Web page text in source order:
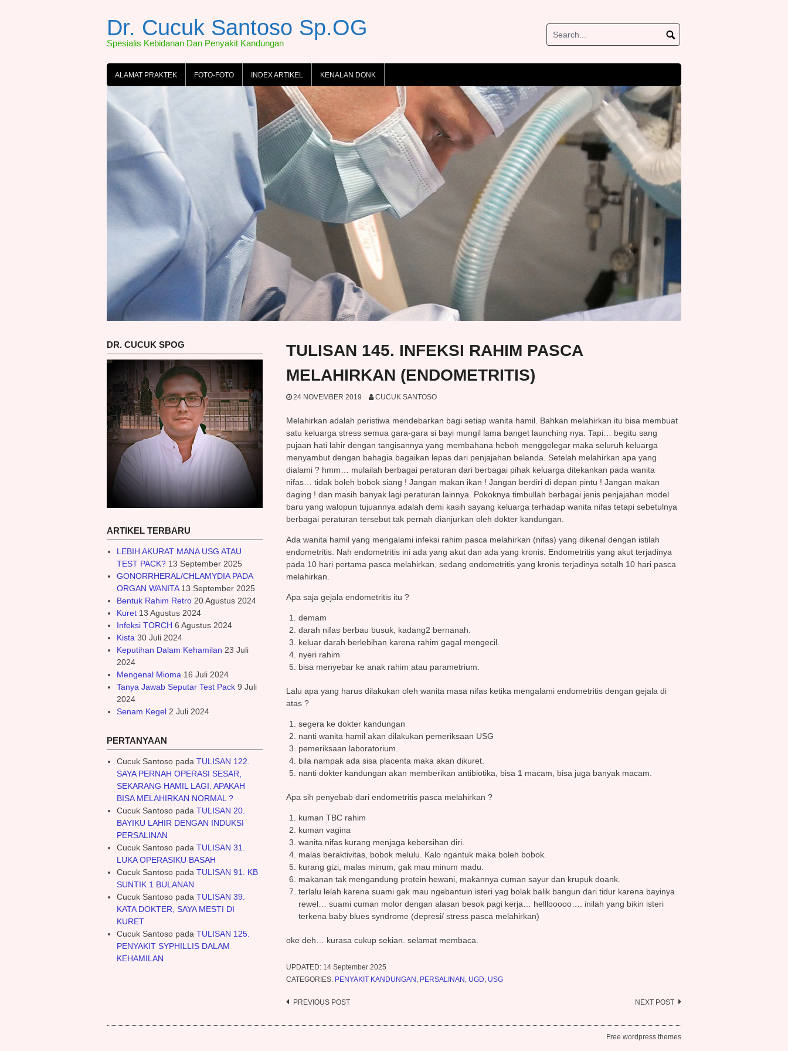
Dr. Cucuk Santoso Sp.OG
Spesialis Kebidanan Dan Penyakit Kandungan
ALAMAT PRAKTEK FOTO-FOTO INDEX ARTIKEL KENALAN DONK
TULISAN 145. INFEKSI RAHIM PASCA
MELAHIRKAN (ENDOMETRITIS)
24 NOVEMBER 2019 CUCUK SANTOSO
Melahirkan adalah peristiwa mendebarkan bagi setiap wanita hamil. Bahkan melahirkan itu bisa membuat
satu keluarga stress semua gara-gara si bayi mungil lama banget launching nya. Tapi… begitu sang
pujaan hati lahir dengan tangisannya yang membahana heboh menggelegar maka seluruh keluarga
menyambut dengan bahagia bagaikan lepas dari penjajahan belanda. Setelah melahirkan apa yang
dialami ? hmm… mulailah berbagai peraturan dari berbagai pihak keluarga ditekankan pada wanita
nifas… tidak boleh bobok siang ! Jangan makan ikan ! Jangan berdiri di depan pintu ! Jangan makan
daging ! dan masih banyak lagi peraturan lainnya. Pokoknya timbullah berbagai jenis penjajahan model
baru yang walopun tujuannya adalah demi kasih sayang keluarga terhadap wanita nifas tetapi sebetulnya
berbagai peraturan tersebut tak pernah dianjurkan oleh dokter kandungan.
Ada wanita hamil yang mengalami infeksi rahim pasca melahirkan (nifas) yang dikenal dengan istilah
endometritis. Nah endometritis ini ada yang akut dan ada yang kronis. Endometritis yang akut terjadinya
pada 10 hari pertama pasca melahirkan, sedang endometritis yang kronis terjadinya setalh 10 hari pasca
melahirkan.
Apa saja gejala endometritis itu ?
demam
darah nifas berbau busuk, kadang2 bernanah.
keluar darah berlebihan karena rahim gagal mengecil.
nyeri rahim
bisa menyebar ke anak rahim atau parametrium.
Lalu apa yang harus dilakukan oleh wanita masa nifas ketika mengalami endometritis dengan gejala di
atas ?
segera ke dokter kandungan
nanti wanita hamil akan dilakukan pemeriksaan USG
pemeriksaan laboratorium.
bila nampak ada sisa placenta maka akan dikuret.
nanti dokter kandungan akan memberikan antibiotika, bisa 1 macam, bisa juga banyak macam.
Apa sih penyebab dari endometritis pasca melahirkan ?
kuman TBC rahim
kuman vagina
wanita nifas kurang menjaga kebersihan diri.
malas beraktivitas, bobok melulu. Kalo ngantuk maka boleh bobok.
kurang gizi, malas minum, gak mau minum madu.
makanan tak mengandung protein hewani, makannya cuman sayur dan krupuk doank.
terlalu lelah karena suami gak mau ngebantuin isteri yag bolak balik bangun dari tidur karena bayinya
rewel… suami cuman molor dengan alasan besok pagi kerja… helllooooo…. inilah yang bikin isteri
terkena baby blues syndrome (depresi/ stress pasca melahirkan)
oke deh… kurasa cukup sekian. selamat membaca.
UPDATED: 14 September 2025
CATEGORIES: PENYAKIT KANDUNGAN , PERSALINAN , UGD, USG
Post
PREVIOUS POST NEXT POST
DR. CUCUK SPOG
ARTIKEL TERBARU
LEBIH AKURAT MANA USG ATAU
TEST PACK? 13 September 2025
GONORRHERAL/CHLAMYDIA PADA
ORGAN WANITA 13 September 2025
Bentuk Rahim Retro 20 Agustus 2024
Kuret 13 Agustus 2024
Infeksi TORCH 6 Agustus 2024
Kista 30 Juli 2024
Keputihan Dalam Kehamilan 23 Juli
2024
Mengenal Mioma 16 Juli 2024
Tanya Jawab Seputar Test Pack 9 Juli
2024
Senam Kegel 2 Juli 2024
PERTANYAAN
Cucuk Santosopada TULISAN 122.
SAYA PERNAH OPERASI SESAR,
SEKARANG HAMIL LAGI. APAKAH
BISA MELAHIRKAN NORMAL ?
Cucuk Santosopada TULISAN 20.
BAYIKU LAHIR DENGAN INDUKSI
PERSALINAN
Cucuk Santosopada TULISAN 31.
LUKA OPERASIKU BASAH
Cucuk Santosopada TULISAN 91. KB
SUNTIK 1 BULANAN
Cucuk Santosopada TULISAN 39.
KATA DOKTER, SAYA MESTI DI
KURET
Cucuk Santosopada TULISAN 125.
PENYAKIT SYPHILLIS DALAM
KEHAMILAN
Free wordpress themes